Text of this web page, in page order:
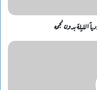
الليلة بدون نجمه